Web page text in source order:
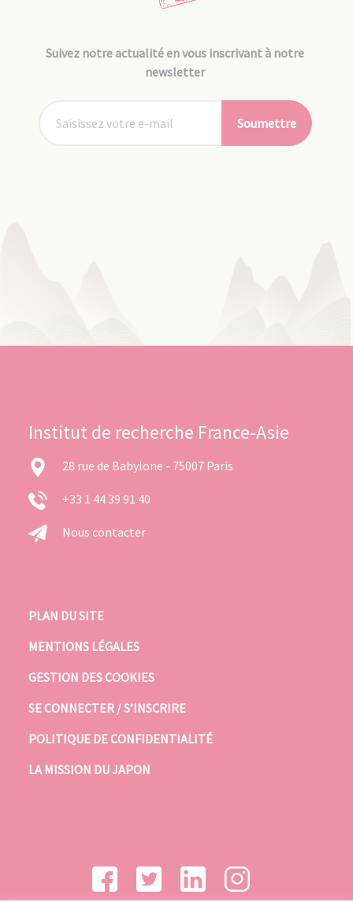
Suivez notre actualité en vous inscrivant à notre
newsletter
Soumettre
Institut de recherche France-Asie
28 rue de Babylone - 75007 Paris
+33 1 44 39 91 40
Nous contacter
PLAN DU SITE
MENTIONS LÉGALES
GESTION DES COOKIES
SE CONNECTER / S’INSCRIRE
POLITIQUE DE CONFIDENTIALITÉ
LA MISSION DU JAPON